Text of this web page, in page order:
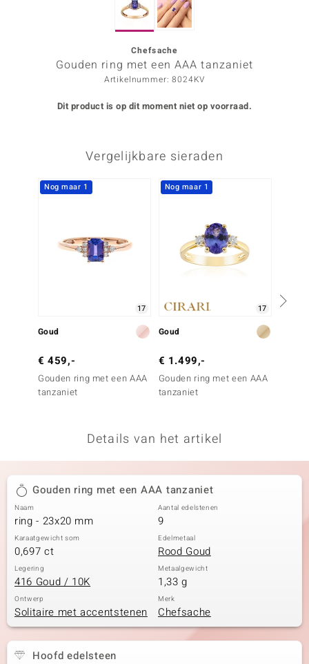
Designs
Chefsache
Gouden ring met een AAA tanzaniet
Artikelnummer: 8024KV
Dit product is op dit moment niet op voorraad.
Vergelijkbare sieraden
Nog maar 1
17
Goud
€ 459,-
Gouden ring met een AAA
tanzaniet
Nog maar 1
17
Goud
€ 1.499,-
Gouden ring met een AAA
tanzaniet
Details van het artikel
Gouden ring met een AAA tanzaniet
Naam
ring - 23x20 mm
Aantal edelstenen
9
Karaatgewicht som
0,697 ct
Edelmetaal
Rood Goud
Legering
416 Goud / 10K
Metaalgewicht
1,33 g
Ontwerp
Solitaire met accentstenen
Merk
Chefsache
Hoofd edelsteen